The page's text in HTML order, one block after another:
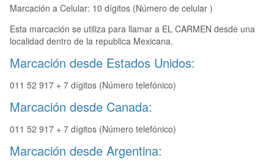
Marcación a Celular: 10 dígitos (Número de celular )
Esta marcación se utiliza para llamar a EL CARMEN desde una
localidad dentro de la republica Mexicana.
Marcación desde Estados Unidos:
011 52 917 + 7 dígitos (Número telefónico)
Marcación desde Canada:
011 52 917 + 7 dígitos (Número telefónico)
Marcación desde Argentina: